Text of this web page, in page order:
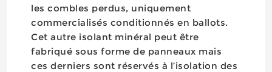
les combles perdus, uniquement
commercialisés conditionnés en ballots.
Cet autre isolant minéral peut être
fabriqué sous forme de panneaux mais
ces derniers sont réservés à l’isolation des